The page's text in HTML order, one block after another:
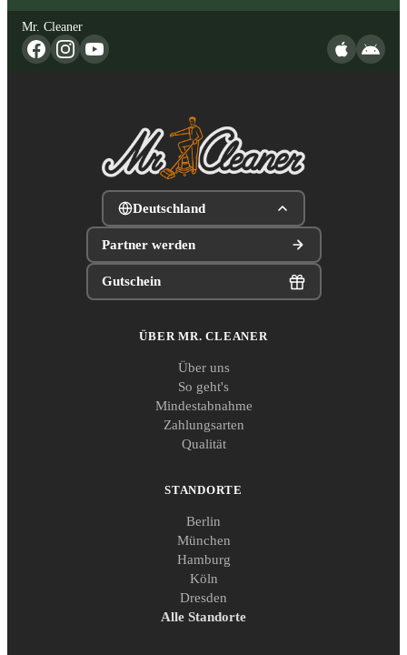
Mr. Cleaner
Deutschland
Partner werden
Gutschein
ÜBER MR. CLEANER
Über uns
So geht's
Mindestabnahme
Zahlungsarten
Qualität
STANDORTE
Berlin
München
Hamburg
Köln
Dresden
Alle Standorte